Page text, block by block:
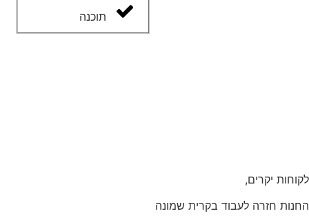
תוכנה
לקוחות יקרים,
החנות חזרה לעבוד בקרית שמונה